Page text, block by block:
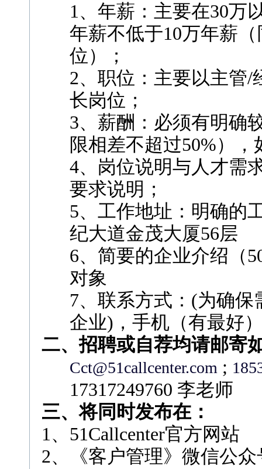
1、年薪：主要在30万
年薪不低于10万年薪
位）；
2、职位：主要以主管/
长岗位；
3、薪酬：必须有明确
限相差不超过50%），
4、岗位说明与人才需
要求说明；
5、工作地址：明确的
纪大道金茂大厦56层
6、简要的企业介绍（
对象
7、联系方式：(为确
企业)，手机（有最好
二、招聘或自荐均请邮寄
Cct@51callcenter.com ;
17317249760 李老师
三、将同时发布在：
1、51Callcenter官方网站
2、《客户管理》微信公